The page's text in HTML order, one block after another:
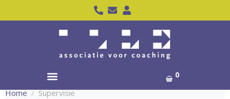
0
Home Supervisie